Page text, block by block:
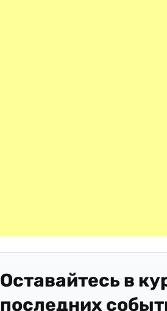
Оставайтесь в
последних